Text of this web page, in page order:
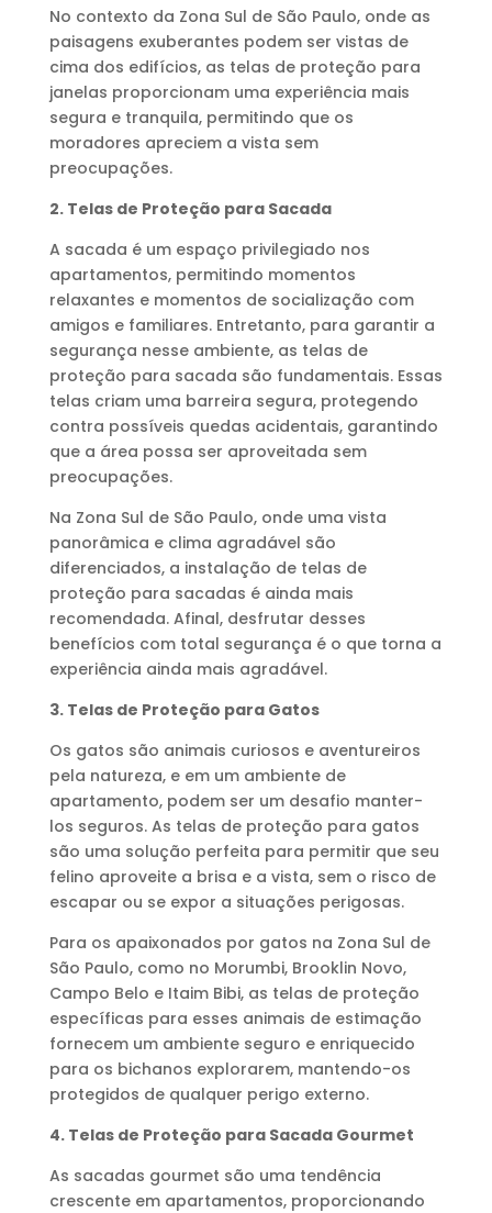
No contexto da Zona Sul de São Paulo, onde as
paisagens exuberantes podem ser vistas de
cima dos edifícios, as telas de proteção para
janelas proporcionam uma experiência mais
segura e tranquila, permitindo que os
moradores apreciem a vista sem
preocupações.
2. Telas de Proteção para Sacada
A sacada é um espaço privilegiado nos
apartamentos, permitindo momentos
relaxantes e momentos de socialização com
amigos e familiares. Entretanto, para garantir a
segurança nesse ambiente, as telas de
proteção para sacada são fundamentais. Essas
telas criam uma barreira segura, protegendo
contra possíveis quedas acidentais, garantindo
que a área possa ser aproveitada sem
preocupações.
Na Zona Sul de São Paulo, onde uma vista
panorâmica e clima agradável são
diferenciados, a instalação de telas de
proteção para sacadas é ainda mais
recomendada. Afinal, desfrutar desses
benefícios com total segurança é o que torna a
experiência ainda mais agradável.
3. Telas de Proteção para Gatos
Os gatos são animais curiosos e aventureiros
pela natureza, e em um ambiente de
apartamento, podem ser um desafio manter-
los seguros. As telas de proteção para gatos
são uma solução perfeita para permitir que seu
felino aproveite a brisa e a vista, sem o risco de
escapar ou se expor a situações perigosas.
Para os apaixonados por gatos na Zona Sul de
São Paulo, como no Morumbi, Brooklin Novo,
Campo Belo e Itaim Bibi, as telas de proteção
específicas para esses animais de estimação
fornecem um ambiente seguro e enriquecido
para os bichanos explorarem, mantendo-os
protegidos de qualquer perigo externo.
4. Telas de Proteção para Sacada Gourmet
As sacadas gourmet são uma tendência
crescente em apartamentos, proporcionando